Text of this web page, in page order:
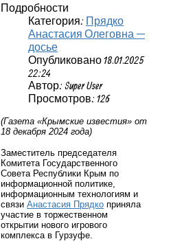
Подробности
Категория: Прядко
Анастасия Олеговна —
досье
Опубликовано 18.01.2025
22:24
Автор: Super User
Просмотров: 126
(Газета «Крымские известия» от
18 декабря 2024 года)
Заместитель председателя
Комитета Государственного
Совета Республики Крым по
информационной политике,
информационным технологиям и
связи Анастасия Прядко приняла
участие в торжественном
открытии нового игрового
комплекса в Гурзуфе.